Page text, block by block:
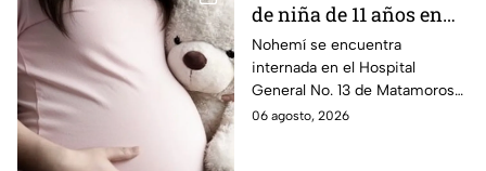
de niña de 11 años en
Matamoros,
Tamaulipas; ¿qué pasó
con Nohemí?
Nohemí se encuentra
internada en el Hospital
General No. 13 de Matamoros
tras complicaciones por un
06 agosto, 2026